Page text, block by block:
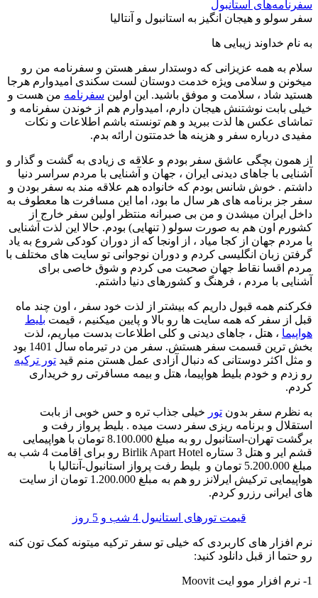
سفرنامه‌های استانبول
سفر سولو و هیجان انگیز به استانبول و آنتالیا
به نام خداوند زیبایی ها
سلام به همه عزیزانی که دوستدار سفر هستن و سفرنامه من رو
میخونن و سلامی ویژه خدمت دوستان لست سکندی امیدوارم هرجا
هستید شاد ، سلامت و موفق باشید. این اولین سفرنامه من هست و
خیلی بابت نوشتنش هیجان دارم، امیدوارم هم از خوندن سفرنامه و
تماشای عکس ها لذت ببرید و هم تونسته باشم اطلاعات و نکات
مفیدی درباره سفر و هزینه ها خدمتتون ارائه بدم.
از همون بچگی عاشق سفر بودم و علاقه ی زیادی به گشت و گذار و
آشنایی با جاهای دیدنی ایران ، جهان و آشنایی با مردم سراسر دنیا
داشتم . خوش شانس بودم که خانواده هم علاقه مند به سفر بودن و
سفر جز برنامه های هر سال ما بود، اما این مسافرت ها معطوف به
داخل ایران میشدن و من بی صبرانه منتظر اولین سفر خارج از
کشورم اون هم به صورت سولو ( تنهایی) بودم. حالا این لذت آشنایی
با مردم جهان از کجا میاد ، از اونجا که از دوران کودکی شروع به یاد
گرفتن زبان انگلیسی کردم و دوران نوجوانی تو سایت های مختلف با
مردم اقسا نقاط جهان صحبت می کردم و شوق خاصی برای
آشنایی با مردم ، فرهنگ و کشورهای دنیا داشتم.
فکرکنم همه قبول داریم که بیشتر از لذت خود سفر ، اون چند ماه
قبل از سفر که همه سایت ها رو بالا و پایین میکنیم ، قیمت بلیط
هواپیما ، هتل ، جاهای دیدنی و کلی اطلاعات بدست میاریم، لذت
بخش ترین قسمت سفر هستش. سفر من در تیرماه سال 1401 بود
و مثل اکثر دوستانی که دنبال آزادی عمل هستن منم قید تور ترکیه
رو زدم و خودم بلیط هواپیما، هتل و بیمه مسافرتی رو خریداری
کردم.
به نظرم سفر بدون تور خیلی جذاب تره و حس خوبی از بابت
استقلال و برنامه ریزی سفر دست میده . بلیط پرواز رفت و
برگشت تهران-استانبول رو به مبلغ 8.100.000 تومان با هواپیمایی
قشم ایر و هتل 3 ستاره Birlik Apart Hotel رو برای اقامت 4 شب به
مبلغ 5.200.000 تومان و بلیط رفت پرواز استانبول-آنتالیا با
هواپیمایی ترکیش ایرلانز رو هم به مبلغ 1.200.000 تومان از سایت
های ایرانی رزرو کردم.
قیمت تورهای استانبول 4 شب و 5 روز
نرم افزار های کاربردی که خیلی تو سفر ترکیه میتونه کمک تون کنه
رو حتما از قبل دانلود کنید:
1- نرم افزار موو ایت Moovit